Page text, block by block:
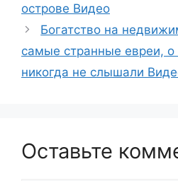
острове Видео
Богатство на
самые странные евреи, о
никогда не слышали
Оставьте